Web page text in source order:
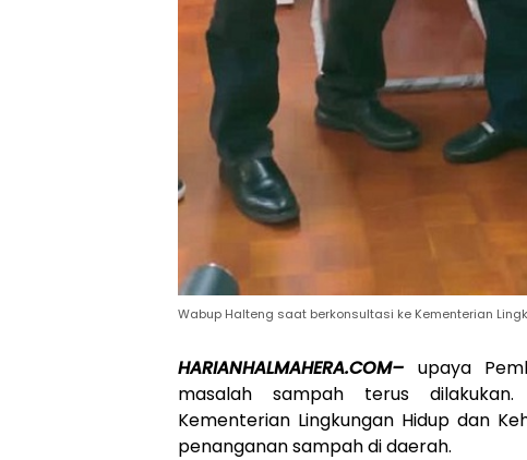
Wabup Halteng saat berkonsultasi ke Kementerian
HARIANHALMAHERA.COM–upaya
masalah sampah terus
Kementerian Lingkungan Hidup dan
penanganan sampah di daerah.